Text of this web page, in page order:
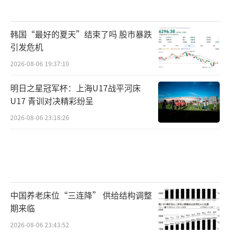
韩国“最好的夏天”结束了吗 股市暴跌
引发危机
2026-08-06 19:37:10
明日之星冠军杯：上海U17战平河床
U17 青训对决精彩纷呈
2026-08-06 23:18:26
中国养老床位“三连降” 供给结构调整
期来临
2026-08-06 23:43:52